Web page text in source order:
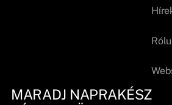
MARADJ NAPRAKÉSZ